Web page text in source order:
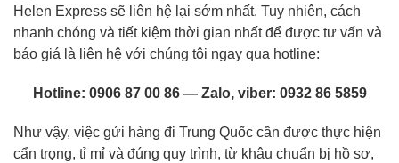
Helen Express sẽ liên hệ lại sớm nhất. Tuy nhiên, cách
nhanh chóng và tiết kiệm thời gian nhất để được tư vấn và
báo giá là liên hệ với chúng tôi ngay qua hotline:
Hotline: 0906 87 00 86 — Zalo, viber: 0932 86 5859
Như vậy, việc gửi hàng đi Trung Quốc cần được thực hiện
cẩn trọng, tỉ mỉ và đúng quy trình, từ khâu chuẩn bị hồ sơ,